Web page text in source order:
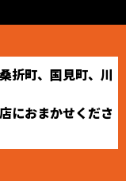
折町、国見町、川
におまかせくださ